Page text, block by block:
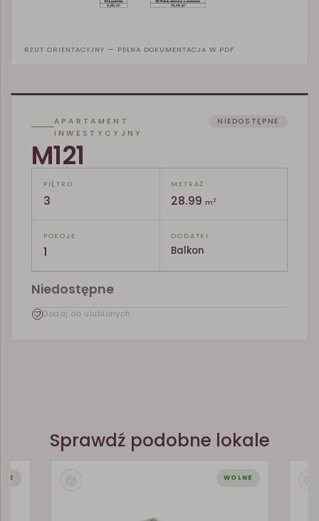
RZUT ORIENTACYJNY — PEŁNA DOKUMENTACJA W PDF
APARTAMENT
INWESTYCYJNY
M121
NIEDOSTĘPNE
PIĘTRO
3
METRAŻ
28.99 m2
POKOJE
1
DODATKI
Balkon
Niedostępne
Dodaj do ulubionych
Sprawdź podobne lokale
WOLNE